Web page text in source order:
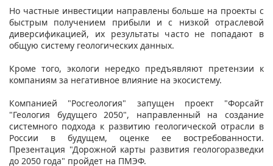
Но частные инвестиции направлены больше на проекты с
быстрым получением прибыли и с низкой отраслевой
диверсификацией, их результаты часто не попадают в
общую систему геологических данных.
Кроме того, экологи нередко предъявляют претензии к
компаниям за негативное влияние на экосистему.
Компанией "Росгеология" запущен проект "Форсайт
"Геология будущего 2050", направленный на создание
системного подхода к развитию геологической отрасли в
России в будущем, оценке ее востребованности.
Презентация "Дорожной карты развития геологоразведки
до 2050 года" пройдет на ПМЭФ.